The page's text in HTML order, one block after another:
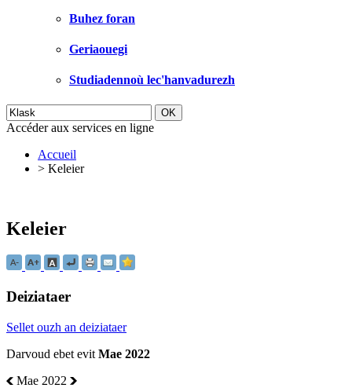
Buhez foran
Geriaouegi
Studiadennoù lec'hanvadurezh
Accéder aux services en ligne
Accueil
> Keleier
Keleier
Deiziataer
Sellet ouzh an deiziataer
Darvoud ebet evit Mae 2022
Mae 2022